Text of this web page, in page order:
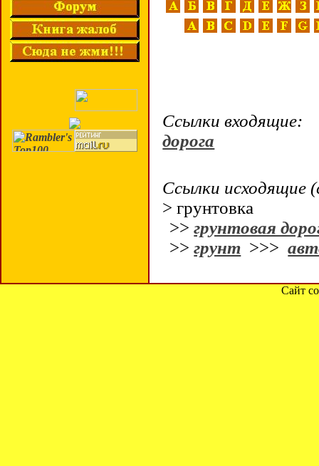
Ссылки входящие:
дорога
Ссылки исходящие
> грунтовка
>>грунтовая
>>грунт >>>
Сайт